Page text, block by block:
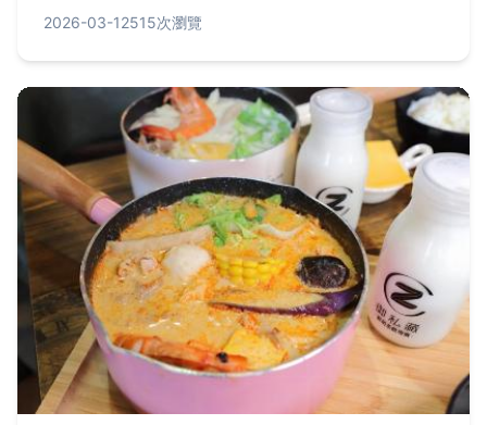
析麵條製作的黃金比例核心，從基礎水麵比、鹽與蛋
手最常忽略的3個失敗關鍵，讓你一次掌握所有秘
2026-03-12515次瀏覽